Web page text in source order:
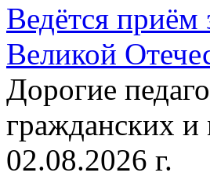
Ведётся приём
Великой
Дорогие
гражданских
02.08.2026 г.